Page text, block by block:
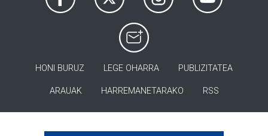
HONI BURUZ LEGE OHARRA PUBLIZITATEA
ARAUAK HARREMANETARAKO RSS